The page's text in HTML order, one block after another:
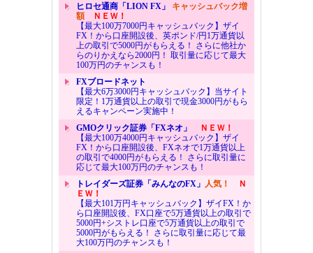
ヒロセ通商「LION FX」 キャッシュバック増
額ＮＥＷ！
【最大100万7000円キャッシュバック】ザイ
FX！から口座開設後、英ポンド/円1万通貨以
上の取引で5000円がもらえる！ さらに他社か
らのりかえなら2000円！ 取引量に応じて最大
100万円のチャンスも！
FXブロードネット
【最大6万3000円キャッシュバック】当サイト
限定！1万通貨以上の取引で現金3000円がもら
えるキャンペーン実施中！
GMOクリック証券「FXネオ」
ＮＥＷ！
【最大100万4000円キャッシュバック】ザイ
FX！から口座開設後、FXネオで1万通貨以上
の取引で4000円がもらえる！ さらに取引量に
応じて最大100万円のチャンスも！
トレイダーズ証券「みんなのFX」 人気！
Ｎ
ＥＷ！
【最大101万円キャッシュバック】ザイFX！か
ら口座開設後、FX口座で5万通貨以上の取引で
5000円+シストレ口座で5万通貨以上の取引で
5000円がもらえる！ さらに取引量に応じて最
大100万円のチャンスも！